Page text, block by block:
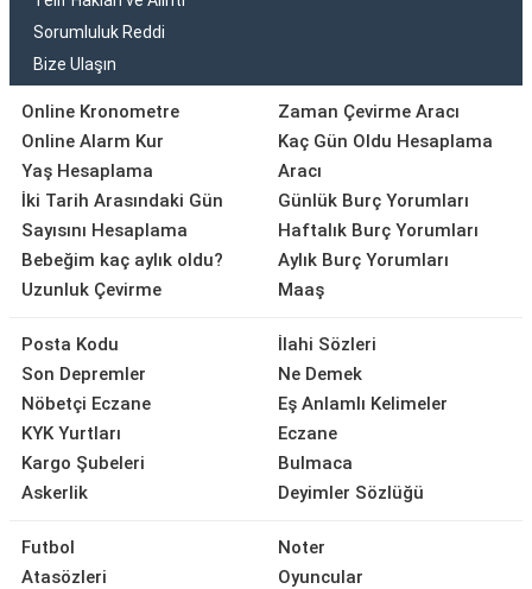
Sorumluluk Reddi
Bize Ulaşın
Online Kronometre
Online Alarm Kur
Yaş Hesaplama
İki Tarih Arasındaki Gün
Sayısını Hesaplama
Bebeğim kaç aylık oldu?
Uzunluk Çevirme
Zaman Çevirme Aracı
Kaç Gün Oldu Hesaplama
Aracı
Günlük Burç Yorumları
Haftalık Burç Yorumları
Aylık Burç Yorumları
Maaş
Posta Kodu
Son Depremler
Nöbetçi Eczane
KYK Yurtları
Kargo Şubeleri
Askerlik
İlahi Sözleri
Ne Demek
Eş Anlamlı Kelimeler
Eczane
Bulmaca
Deyimler Sözlüğü
Futbol
Atasözleri
Noter
Oyuncular